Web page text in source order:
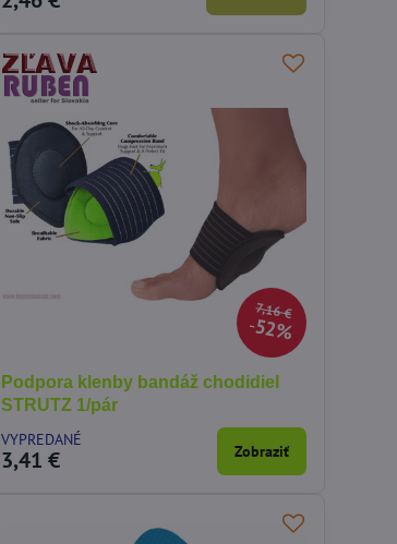
7,16 €
52%
Podpora klenby bandáž chodidiel
STRUTZ 1/pár
VYPREDANÉ
3,41 € Zobraziť